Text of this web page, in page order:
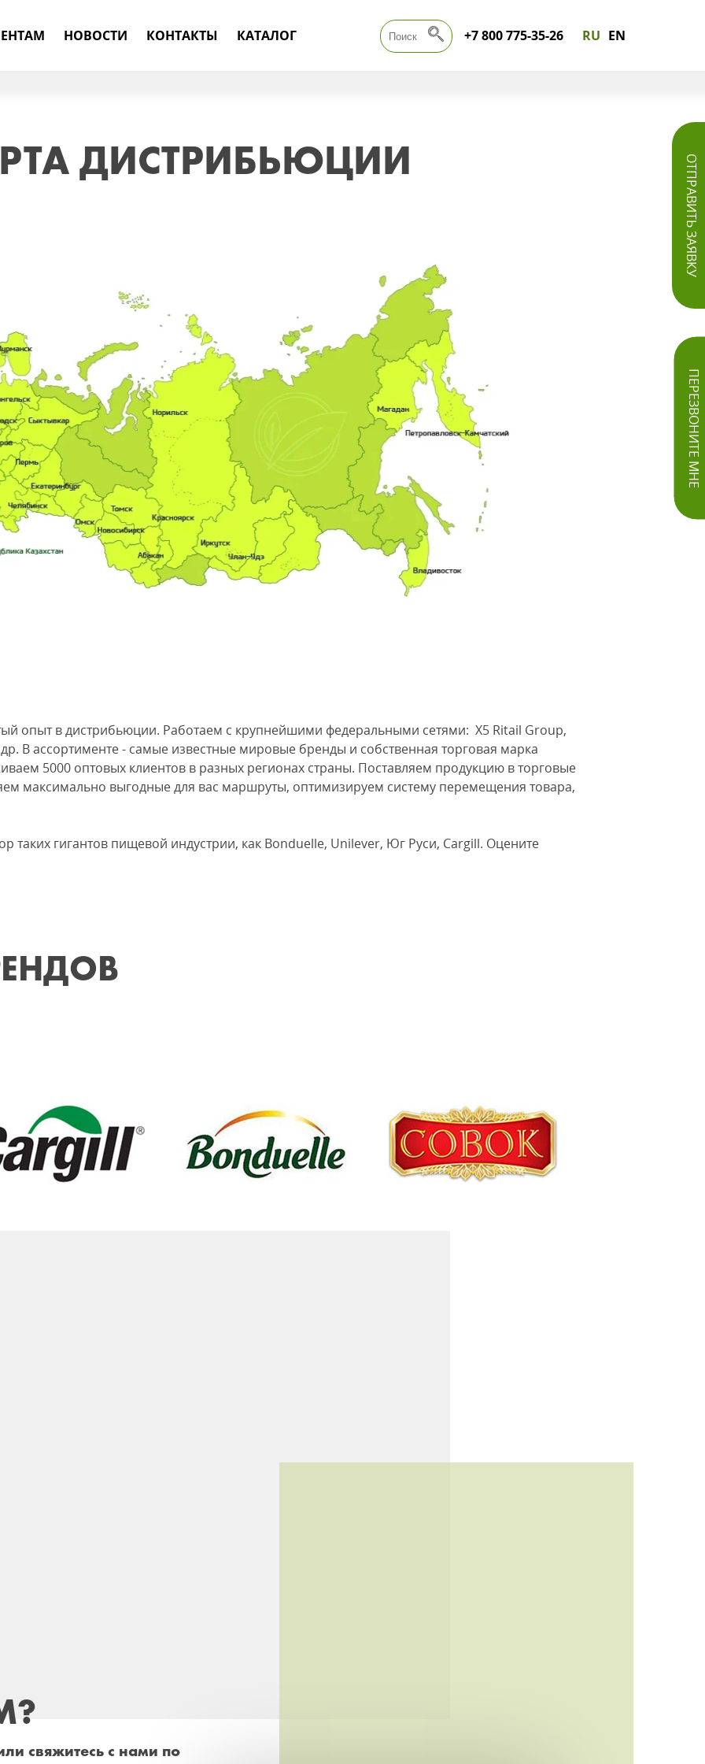
НОВОСТИ КОНТАКТЫ КАТАЛОГ +7 800 775-35-26 RU EN
ОТПРАВИТЬ ЗАЯВКУ
ПЕРЕЗВОНИТЕ МНЕ
ДИСТРИБЬЮЦИИ
опыт в дистрибьюции. Работаем с крупнейшими федеральными сетями: Х5 Ritail Group,
В ассортименте - самые известные мировые бренды и собственная торговая марка
5000 оптовых клиентов в разных регионах страны. Поставляем продукцию в торговые
максимально выгодные для вас маршруты, оптимизируем систему перемещения товара,
таких гигантов пищевой индустрии, как Bonduelle, Unilever, Юг Руси, Cargill. Оцените
свяжитесь с нами по